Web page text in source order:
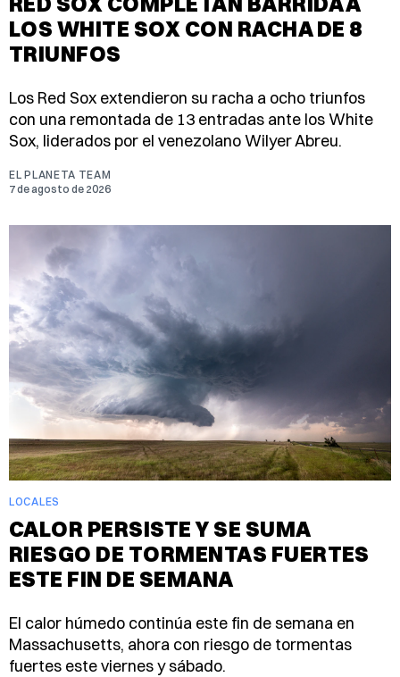
LOS WHITE SOX CON RACHA DE 8
TRIUNFOS
Los Red Sox extendieron su racha a ocho triunfos
con una remontada de 13 entradas ante los White
Sox, liderados por el venezolano Wilyer Abreu.
EL PLANETA TEAM
7 de agosto de 2026
LOCALES
CALOR PERSISTE Y SE SUMA
RIESGO DE TORMENTAS FUERTES
ESTE FIN DE SEMANA
El calor húmedo continúa este fin de semana en
Massachusetts, ahora con riesgo de tormentas
fuertes este viernes y sábado.